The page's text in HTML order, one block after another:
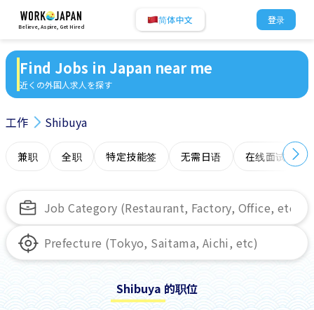
Believe, Aspire, Get Hired
简体中文 登录
Find Jobs in Japan near me
近くの外国人求人を探す
工作 Shibuya
兼职 全职 特定技能签 无需日语 在线面试
Shibuya 的职位